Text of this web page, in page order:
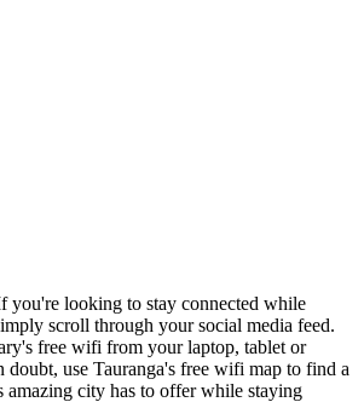
you're looking to stay connected while
scroll through your social media feed.
free wifi from your laptop, tablet or
use Tauranga's free wifi map to find a
amazing city has to offer while staying